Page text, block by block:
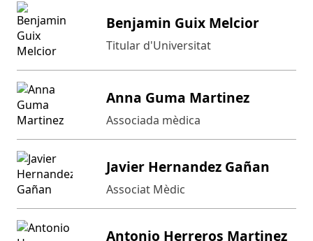
Benjamin Guix Melcior
Titular d'Universitat
Anna Guma Martinez
Associada mèdica
Javier Hernandez Gañan
Associat Mèdic
Antonio Herreros Martinez